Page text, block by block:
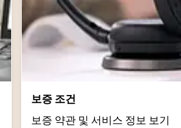
보증 조건
보증 약관 및 서비스 정보 보기